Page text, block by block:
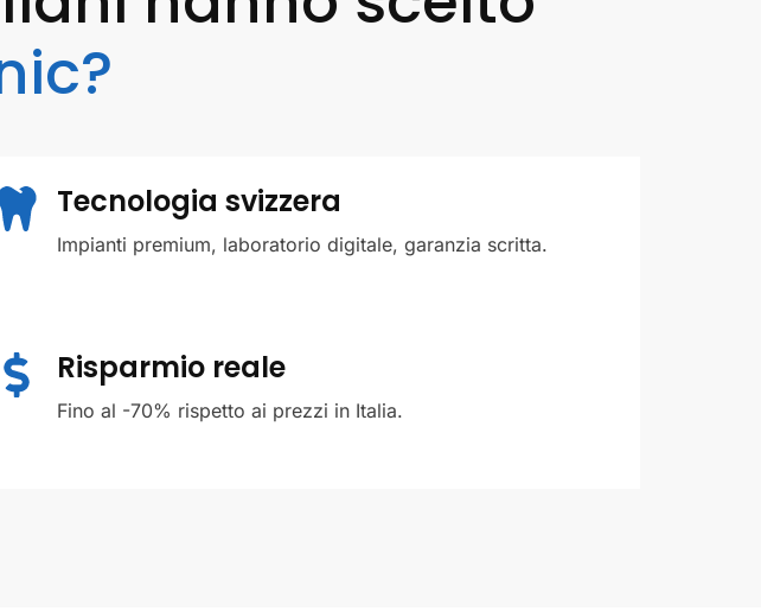
Tecnologia svizzera
Impianti premium, laboratorio digitale, garanzia scritta.
Risparmio reale
Fino al -70% rispetto ai prezzi in Italia.